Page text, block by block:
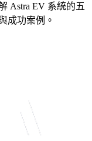
Astra EV 系統的五
成功案例。